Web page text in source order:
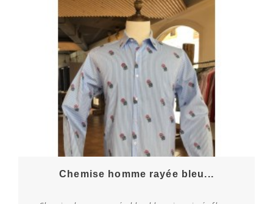
Chemise homme rayée bleu...